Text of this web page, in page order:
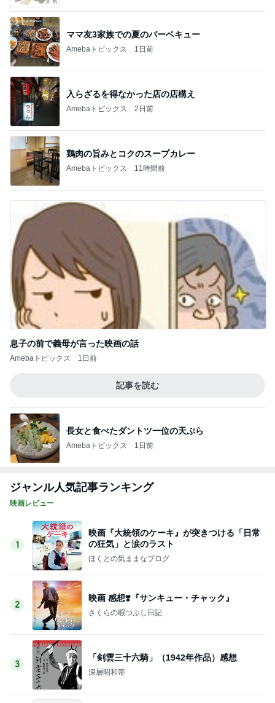
ママ友3家族での夏のバーベキュー
Amebaトピックス 1日前
入らざるを得なかった店の店構え
Amebaトピックス 2日前
鶏肉の旨みとコクのスープカレー
Amebaトピックス 11時間前
息子の前で義母が言った映画の話
Amebaトピックス 1日前
記事を読む
長女と食べたダントツ一位の天ぷら
Amebaトピックス 1日前
ジャンル人気記事ランキング
映画レビュー
1
映画『大統領のケーキ』が突きつける「日常
の狂気」と涙のラスト
ほくとの気ままなブログ
2
映画 感想❣️『サンキュー・チャック』
さくらの暇つぶし日記
3
「剣雲三十六騎」（1942年作品）感想
深層昭和帯